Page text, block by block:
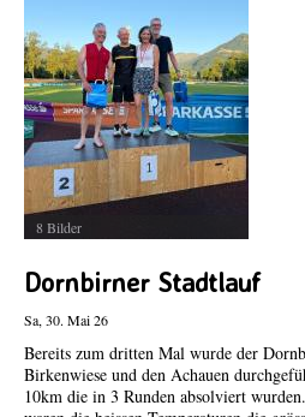
Veranstaltungen und sie werden
8 Bilder
Dornbirner Stadtlauf
Sa, 30. Mai 26
Bereits zum dritten Mal wurde der
Birkenwiese und den Achauen
10km die in 3 Runden absolviert